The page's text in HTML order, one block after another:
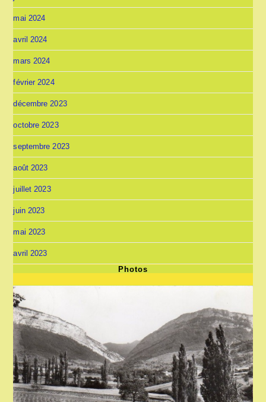
mai 2024
avril 2024
mars 2024
février 2024
décembre 2023
octobre 2023
septembre 2023
août 2023
juillet 2023
juin 2023
mai 2023
avril 2023
Photos